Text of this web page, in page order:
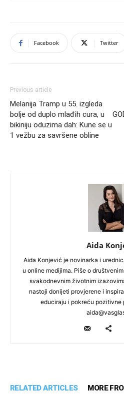
Facebook Twitter
Previous article
Melanija Tramp u 55. izgleda
bolje od duplo mlađih cura, u
bikiniju oduzima dah: Kune se u
1 vežbu za savršene obline
Aida
Aida Konjević je novinarka i
u online medijima. Piše o
svakodnevnim životnim
nastoji donijeti provjerene i
educiraju i pokreću pozitivne
RELATED ARTICLES MORE